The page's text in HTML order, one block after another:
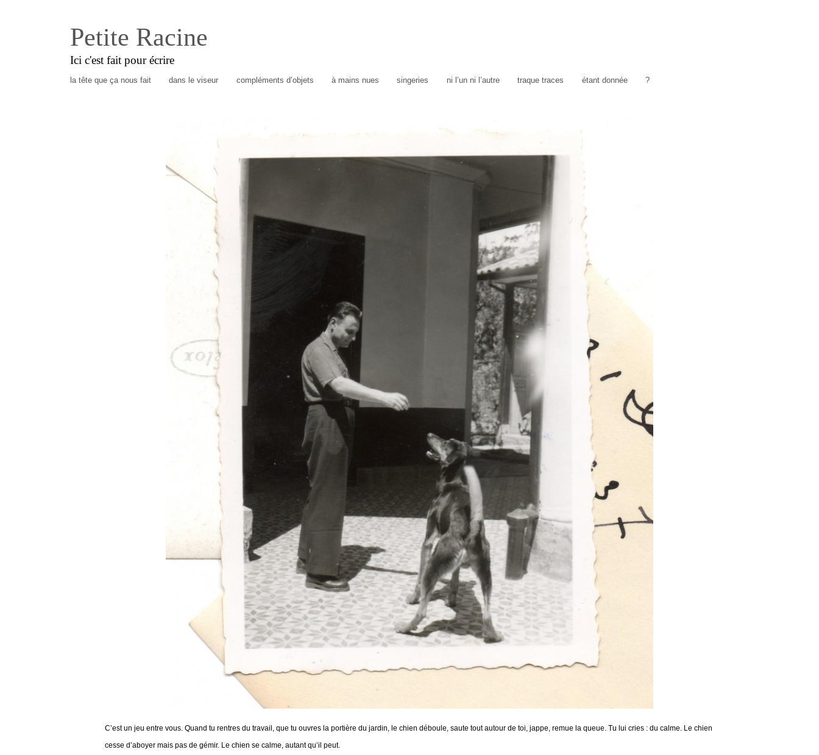
Petite Racine
Ici c'est fait pour écrire
la tête que ça nous fait dans le viseur compléments d’objets à mains nues singeries ni l’un ni l’autre traque traces étant donnée ?
C’est un jeu entre vous. Quand tu rentres du travail, que tu ouvres la portière du jardin, le chien déboule, saute tout autour de toi, jappe, remue la queue. Tu lui cries : du calme. Le chien
cesse d’aboyer mais pas de gémir. Le chien se calme, autant qu’il peut.